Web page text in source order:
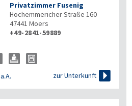
Privatzimmer Fusenig
Hochemmericher Straße 160
47441 Moers
+49-2841-59889
a.A. zur Unterkunft 